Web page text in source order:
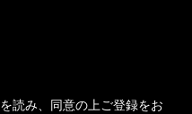
を読み、同意の上ご登録をお